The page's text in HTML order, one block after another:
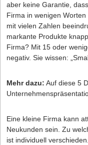
anderes Mal lässt man
die Leistung Wert war.
Nutzung des Produktes
Regel 5
Mit Hilfe von
Seite 3 von 4
Kundenbindung mit
aber keine Garantie,
Firma in wenigen
mit vielen Zahlen
markante Produkte
Firma? Mit 15 oder
negativ. Sie wissen:
Mehr dazu: Auf diese 5
Eine kleine Firma kann
Neukunden sein. Zu
ist individuell